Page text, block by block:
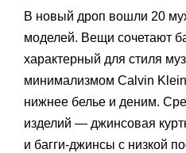
В новый дроп вошли 20
моделей. Вещи сочетают
характерный для стиля
минимализмом Calvin
нижнее белье и деним.
изделий — джинсовая
и багги-джинсы с низкой